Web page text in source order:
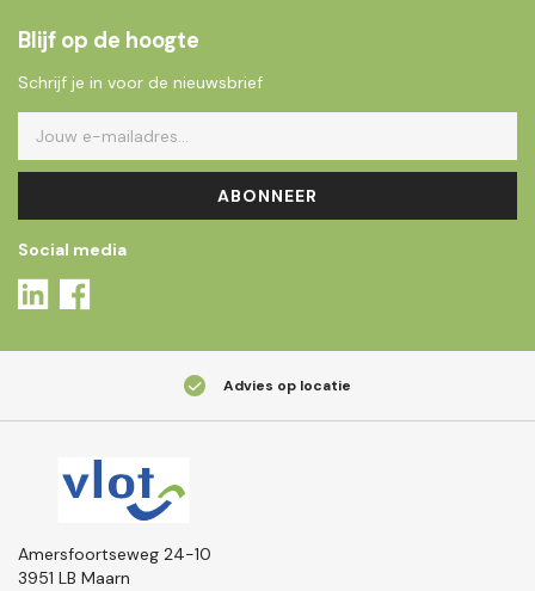
Blijf op de hoogte
Schrijf je in voor de nieuwsbrief
ABONNEER
Social media
Advies op locatie
Amersfoortseweg 24-10
3951 LB Maarn